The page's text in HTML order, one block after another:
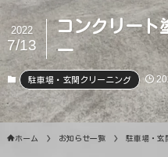
コンクリート
ー
2022
7/13
駐車場・玄関クリーニング
ホーム お知らせ一覧 駐車場・玄